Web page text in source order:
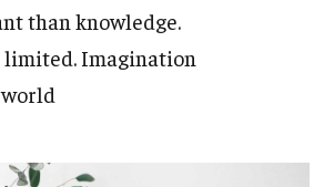
than knowledge.
limited. Imagination